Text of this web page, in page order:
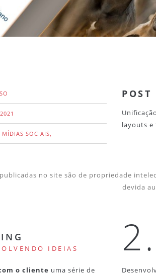
MÍDIAS SOCIAIS,
POST
layouts e
no site são de propriedade
devida
IDEIAS
o cliente uma série de
2.